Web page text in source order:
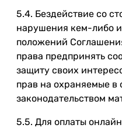
5.4. Бездействие со
нарушения кем-либо
положений
права предпринять
защиту своих
прав на охраняемые в
законодательством
5.5. Для оплаты